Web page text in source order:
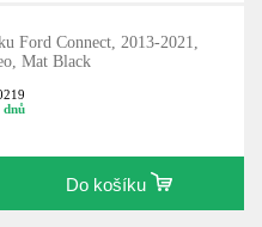
Ford Connect, 2013-2021,
Mat Black
dnů
Do košíku